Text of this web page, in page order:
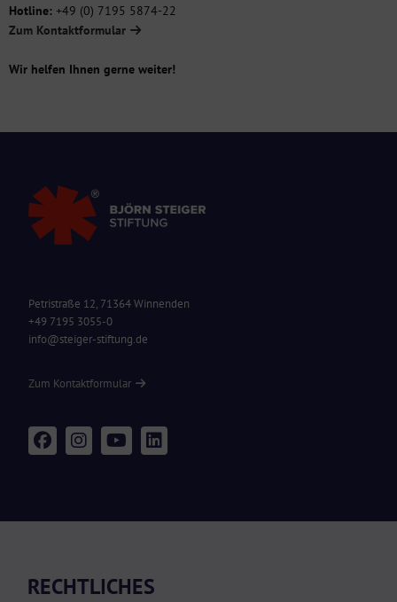
Hotline: +49 (0) 7195 5874-22
Zum Kontaktformular
Wir helfen Ihnen gerne weiter!
Petristraße 12, 71364 Winnenden
+49 7195 3055-0
info@steiger-stiftung.de
Zum Kontaktformular
RECHTLICHES